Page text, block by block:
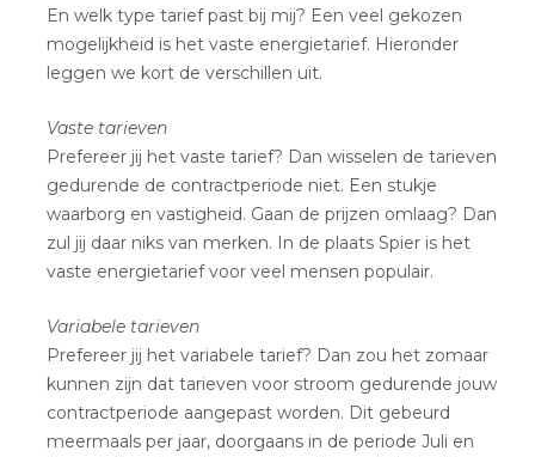
En welk type tarief past bij mij? Een veel gekozen
mogelijkheid is het vaste energietarief. Hieronder
leggen we kort de verschillen uit.
Vaste tarieven
Prefereer jij het vaste tarief? Dan wisselen de tarieven
gedurende de contractperiode niet. Een stukje
waarborg en vastigheid. Gaan de prijzen omlaag? Dan
zul jij daar niks van merken. In de plaats Spier is het
vaste energietarief voor veel mensen populair.
Variabele tarieven
Prefereer jij het variabele tarief? Dan zou het zomaar
kunnen zijn dat tarieven voor stroom gedurende jouw
contractperiode aangepast worden. Dit gebeurd
meermaals per jaar, doorgaans in de periode Juli en